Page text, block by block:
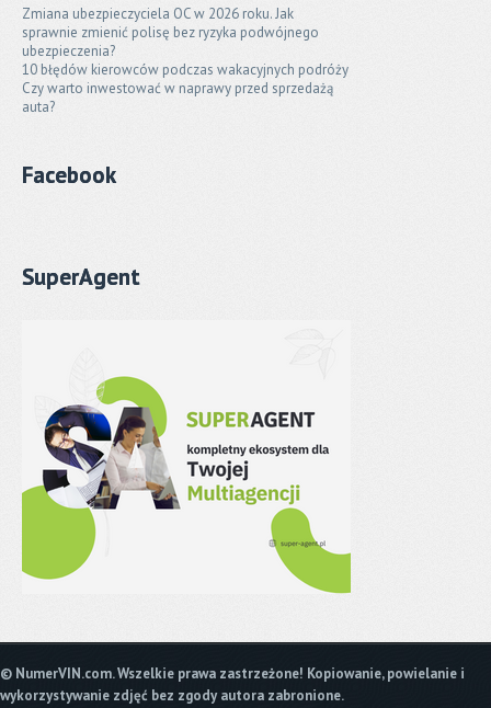
Zmiana ubezpieczyciela OC w 2026 roku. Jak
sprawnie zmienić polisę bez ryzyka podwójnego
ubezpieczenia?
10 błędów kierowców podczas wakacyjnych podróży
Czy warto inwestować w naprawy przed sprzedażą
auta?
Facebook
SuperAgent
© NumerVIN.com. Wszelkie prawa zastrzeżone! Kopiowanie, powielanie i
wykorzystywanie zdjęć bez zgody autora zabronione.